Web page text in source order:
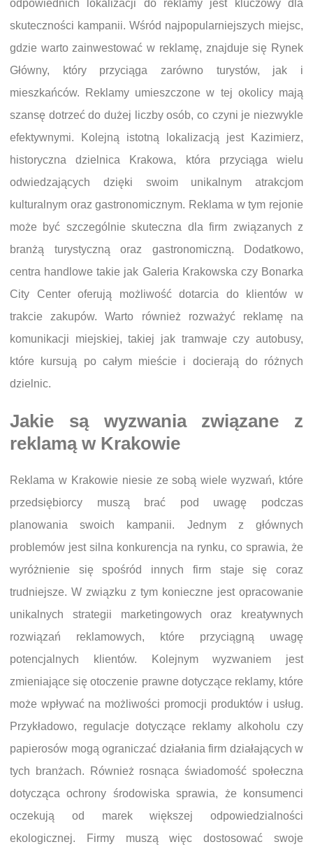
odpowiednich lokalizacji do reklamy jest kluczowy dla
skuteczności kampanii. Wśród najpopularniejszych miejsc,
gdzie warto zainwestować w reklamę, znajduje się Rynek
Główny, który przyciąga zarówno turystów, jak i
mieszkańców. Reklamy umieszczone w tej okolicy mają
szansę dotrzeć do dużej liczby osób, co czyni je niezwykle
efektywnymi. Kolejną istotną lokalizacją jest Kazimierz,
historyczna dzielnica Krakowa, która przyciąga wielu
odwiedzających dzięki swoim unikalnym atrakcjom
kulturalnym oraz gastronomicznym. Reklama w tym rejonie
może być szczególnie skuteczna dla firm związanych z
branżą turystyczną oraz gastronomiczną. Dodatkowo,
centra handlowe takie jak Galeria Krakowska czy Bonarka
City Center oferują możliwość dotarcia do klientów w
trakcie zakupów. Warto również rozważyć reklamę na
komunikacji miejskiej, takiej jak tramwaje czy autobusy,
które kursują po całym mieście i docierają do różnych
dzielnic.
Jakie są wyzwania związane z
reklamą w Krakowie
Reklama w Krakowie niesie ze sobą wiele wyzwań, które
przedsiębiorcy muszą brać pod uwagę podczas
planowania swoich kampanii. Jednym z głównych
problemów jest silna konkurencja na rynku, co sprawia, że
wyróżnienie się spośród innych firm staje się coraz
trudniejsze. W związku z tym konieczne jest opracowanie
unikalnych strategii marketingowych oraz kreatywnych
rozwiązań reklamowych, które przyciągną uwagę
potencjalnych klientów. Kolejnym wyzwaniem jest
zmieniające się otoczenie prawne dotyczące reklamy, które
może wpływać na możliwości promocji produktów i usług.
Przykładowo, regulacje dotyczące reklamy alkoholu czy
papierosów mogą ograniczać działania firm działających w
tych branżach. Również rosnąca świadomość społeczna
dotycząca ochrony środowiska sprawia, że konsumenci
oczekują od marek większej odpowiedzialności
ekologicznej. Firmy muszą więc dostosować swoje